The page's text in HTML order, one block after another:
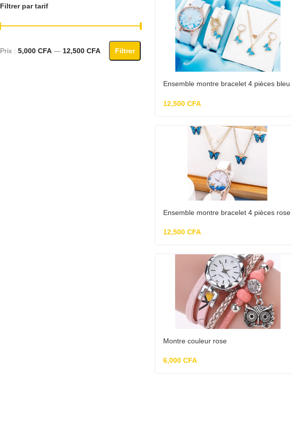
Filtrer par tarif
Filtrer
Prix : 5,000 CFA — 12,500 CFA
Ensemble montre bracelet 4 pièces bleu
12,500 CFA
Ensemble montre bracelet 4 pièces rose
12,500 CFA
Montre couleur rose
6,000 CFA